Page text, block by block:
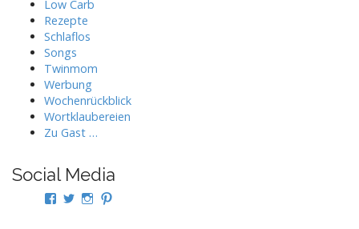
Low Carb
Rezepte
Schlaflos
Songs
Twinmom
Werbung
Wochenrückblick
Wortklaubereien
Zu Gast …
Social Media
ProfilProfilProfilProfil